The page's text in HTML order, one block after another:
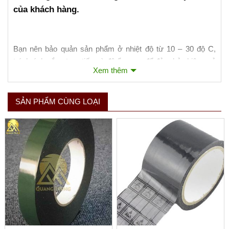
của khách hàng.
Bạn nên bảo quản sản phẩm ở nhiệt độ từ 10 – 30 độ C,
tránh ánh nắng trực tiếp và độ ẩm cao để đảm bảo hiệu quả
sử dụng một cách cao nhất.
Xem thêm
Xem thêm
SẢN PHẨM CÙNG LOẠI